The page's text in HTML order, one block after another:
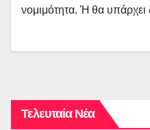
νομιμότητα. Ή θα
Τελευταία Νέα